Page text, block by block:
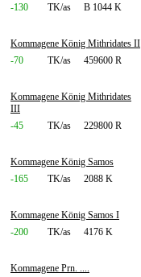
-130
TK/as B 1044 K
Kommagene König Mithridates II
-70
TK/as 459600 R
Kommagene König Mithridates
III
-45
TK/as 229800 R
Kommagene König Samos
-165
TK/as 2088 K
Kommagene König Samos I
-200
TK/as 4176 K
Kommagene Prn. ....